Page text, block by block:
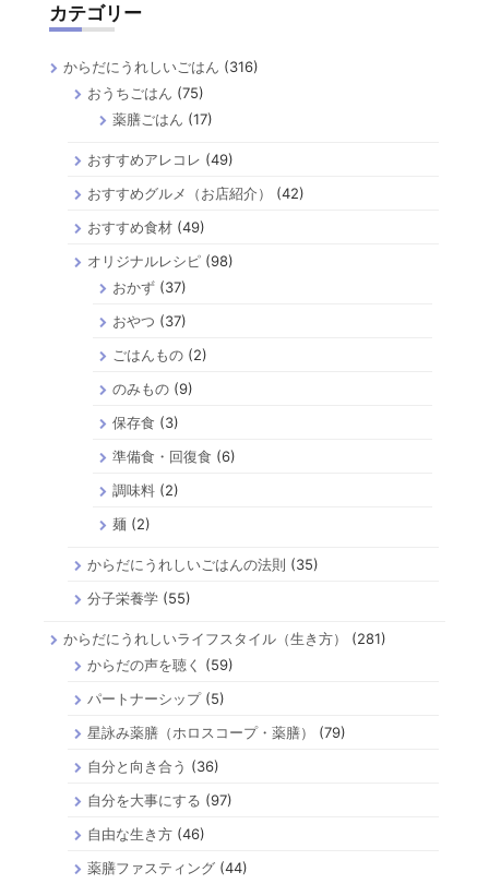
カテゴリー
からだにうれしいごはん (316)
おうちごはん (75)
薬膳ごはん (17)
おすすめアレコレ (49)
おすすめグルメ（お店紹介）
(42)
おすすめ食材 (49)
オリジナルレシピ (98)
おかず(37)
おやつ (37)
ごはんもの(2)
のみもの(9)
保存食 (3)
準備食・回復食 (6)
調味料(2)
麺 (2)
からだにうれしいごはんの法則 (35)
分子栄養学 (55)
からだにうれしいライフスタイル（生き方）
(281)
からだの声を聴く
(59)
パートナーシップ(5)
星詠み薬膳（ホロスコープ・薬膳）
(79)
自分と向き合う (36)
自分を大事にする (97)
自由な生き方 (46)
薬膳ファスティング (44)